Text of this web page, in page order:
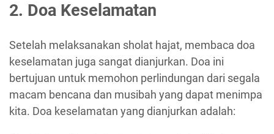
2. Doa Keselamatan
Setelah melaksanakan sholat hajat, membaca doa
keselamatan juga sangat dianjurkan. Doa ini
bertujuan untuk memohon perlindungan dari segala
macam bencana dan musibah yang dapat menimpa
kita. Doa keselamatan yang dianjurkan adalah: